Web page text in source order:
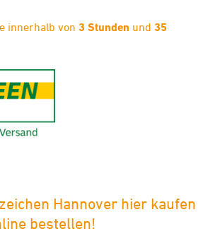
innerhalb von 3 Stunden und 35
Hannover hier kaufen
bestellen!